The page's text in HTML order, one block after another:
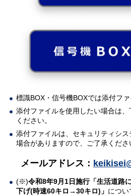
標識BOX・信号機BOXでは添付ファ
添付ファイルを使用したい場合は
ください。
添付ファイルは、セキュリティシ
場合がありますので、ご了承くださ
メールアドレス：
(※)令和8年9月1日施行「生活道路
下げ(時速60キロ→30キロ)」 につい